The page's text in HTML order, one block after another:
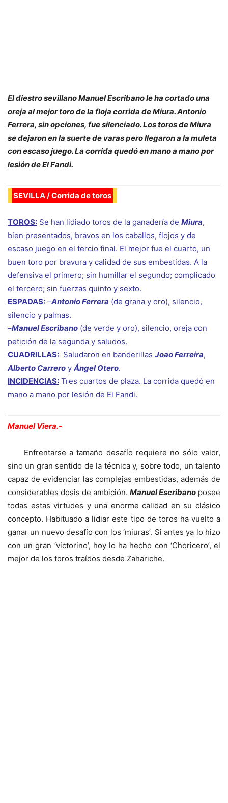
El diestro sevillano Manuel Escribano le ha cortado una
oreja al mejor toro de la floja corrida de Miura. Antonio
Ferrera, sin opciones, fue silenciado. Los toros de Miura
se dejaron en la suerte de varas pero llegaron a la muleta
con escaso juego. La corrida quedó en mano a mano por
lesión de El Fandi.
SEVILLA / Corrida de toros
TOROS: Se han lidiado toros de la ganadería de Miura,
bien presentados, bravos en los caballos, flojos y de
escaso juego en el tercio final. El mejor fue el cuarto, un
buen toro por bravura y calidad de sus embestidas. A la
defensiva el primero; sin humillar el segundo; complicado
el tercero; sin fuerzas quinto y sexto.
ESPADAS: –Antonio Ferrera (de grana y oro), silencio,
silencio y palmas.
–Manuel Escribano (de verde y oro), silencio, oreja con
petición de la segunda y saludos.
CUADRILLAS: Saludaron en banderillas Joao Ferreira,
Alberto Carrero y Ángel Otero.
INCIDENCIAS: Tres cuartos de plaza. La corrida quedó en
mano a mano por lesión de El Fandi.
Manuel Viera.-
Enfrentarse a tamaño desafío requiere no sólo valor,
sino un gran sentido de la técnica y, sobre todo, un talento
capaz de evidenciar las complejas embestidas, además de
considerables dosis de ambición. Manuel Escribano posee
todas estas virtudes y una enorme calidad en su clásico
concepto. Habituado a lidiar este tipo de toros ha vuelto a
ganar un nuevo desafío con los ‘miuras’. Si antes ya lo hizo
con un gran ‘victorino’, hoy lo ha hecho con ‘Choricero’, el
mejor de los toros traídos desde Zahariche.